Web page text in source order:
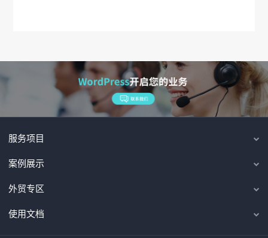
服务项目
案例展示
外贸专区
使用文档